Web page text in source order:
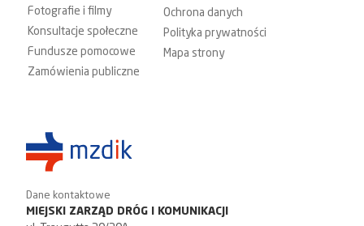
Fotografie i filmy
Konsultacje społeczne
Fundusze pomocowe
Zamówienia publiczne
Ochrona danych
Polityka prywatności
Mapa strony
Dane kontaktowe
MIEJSKI ZARZĄD DRÓG I KOMUNIKACJI